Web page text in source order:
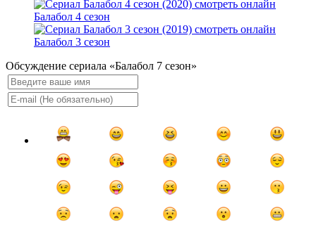
Балабол 4 сезон
Балабол 3 сезон
Обсуждение сериала «Балабол 7 сезон»